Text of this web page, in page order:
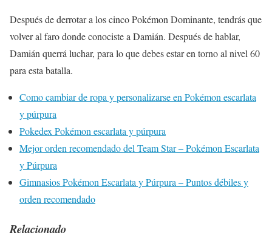
Después de derrotar a los cinco Pokémon Dominante, tendrás que
volver al faro donde conociste a Damián. Después de hablar,
Damián querrá luchar, para lo que debes estar en torno al nivel 60
para esta batalla.
Como cambiar de ropa y personalizarse en Pokémon escarlata
y púrpura
Pokedex Pokémon escarlata y púrpura
Mejor orden recomendado del Team Star – Pokémon Escarlata
y Púrpura
Gimnasios Pokémon Escarlata y Púrpura – Puntos débiles y
orden recomendado
Relacionado